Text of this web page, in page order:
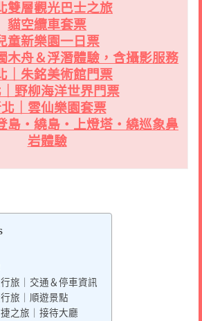
雙層觀光巴士之旅
貓空纜車套票
童新樂園一日票
木舟＆浮潛體驗，含攝影服務
｜朱銘美術館門票
野柳海洋世界門票
｜雲仙樂園套票
島・繞島・上燈塔・繞巡象鼻
岩體驗
旅｜交通＆停車資訊
旅｜順遊景點
之旅｜接待大廳